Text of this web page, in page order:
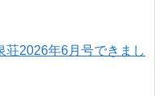
荘2026年6月号できまし